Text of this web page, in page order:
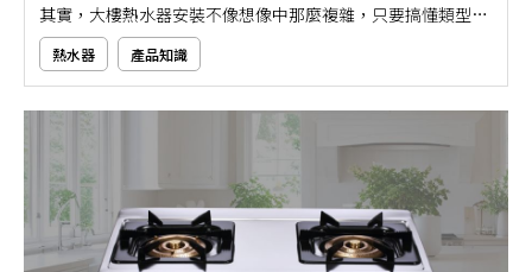
其實，大樓熱水器安裝不像想像中那麼複雜，只要搞懂類型與
幾個重點，就能輕鬆上手、不踩雷。但市面上熱水器選擇超
多，一旦選錯不僅用起來麻煩，還可能違反法規、增加安全風
險。接下來，就讓本文帶大家清楚了解大樓熱水器安裝注意事
項，幫你快速找到最適合自己家的熱水器選擇！
熱水器 產品知識